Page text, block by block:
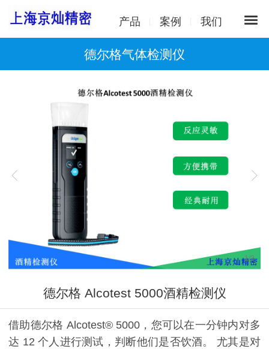
产品 案例 我们
德尔格气体检测仪
1/3
德尔格 Alcotest 5000酒精检测仪
借助德尔格 Alcotest® 5000，您可以在一分钟内对多
达 12 个人进行测试，判断他们是否饮酒。 尤其是对